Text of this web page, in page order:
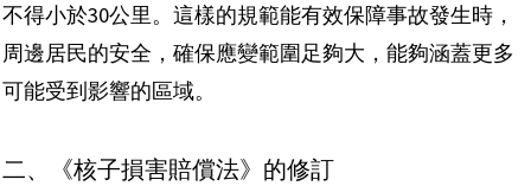
不得小於30公里。這樣的規範能有效保障事故發生時，
周邊居民的安全，確保應變範圍足夠大，能夠涵蓋更多
可能受到影響的區域。
二、《核子損害賠償法》的修訂